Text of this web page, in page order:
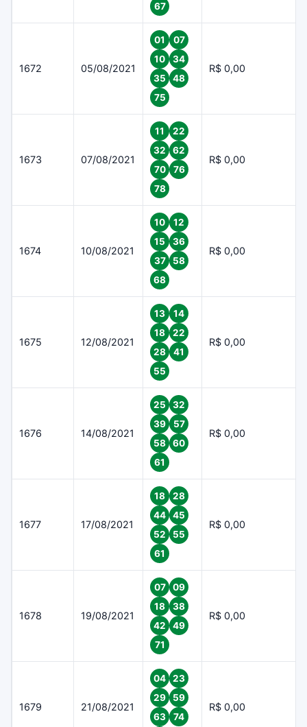
67
1672 05/08/2021
01
07
10
34
35
48
75
R$ 0,00
1673 07/08/2021
11
22
32
62
70
76
78
R$ 0,00
1674 10/08/2021
10
12
15
36
37
58
68
R$ 0,00
1675 12/08/2021
13
14
18
22
28
41
55
R$ 0,00
1676 14/08/2021
25
32
39
57
58
60
61
R$ 0,00
1677 17/08/2021
18
28
44
45
52
55
61
R$ 0,00
1678 19/08/2021
07
09
18
38
42
49
71
R$ 0,00
1679 21/08/2021
04
23
29
59
63
74
R$ 0,00